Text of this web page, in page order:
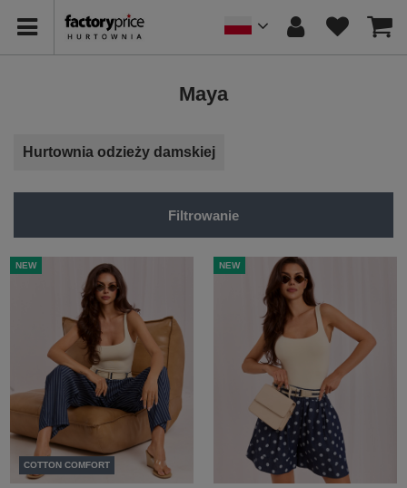
Maya
Hurtownia odzieży damskiej
Filtrowanie
NEW
COTTON COMFORT
NEW